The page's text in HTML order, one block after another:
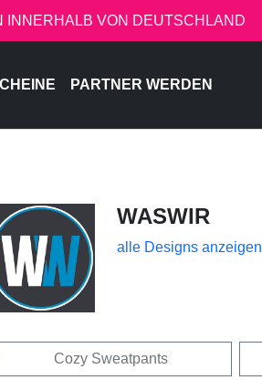
INNERHALB VON DEUTSCHLAND
PARTNER WERDEN
WASWIR
alle Designs anzeigen
Cozy Sweatpants